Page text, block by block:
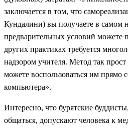
заключается в том, что
Кундалини) вы получаете в самом
предварительных условий можете
других практиках требуется
надзором учителя. Метод так
можете воспользоваться им прямо
компьютера».
Интересно, что бурятские
общаться, допускают человека к